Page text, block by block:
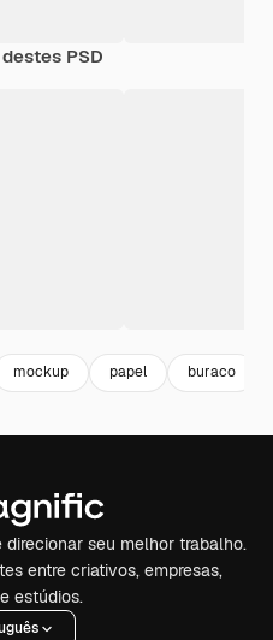
PSD
mockup papel buraco
seu melhor trabalho.
entre criativos, empresas,
estúdios.